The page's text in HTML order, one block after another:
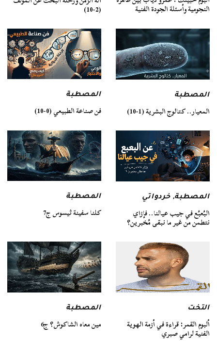
النجومية وأسئلة الجودة الفنية (2-10)
المصطبة
المعيار.. كتالوج البشرية (1-10)
المصطبة
فن صناعة الطبيعي (0-10)
المصطبة,خردواتي
البُعبُع في جيب عيالنا.. فإزاي
نتطمن من غير ما نبقى مُخبرين؟
المصطبة
كلنا سفينة ثيسوس ج7
التخت
ألبوم القمر: قراءة في أزمة الهوية
الفنية لرامي صبري
المصطبة
مين معاه الشاكوش؟ ج6